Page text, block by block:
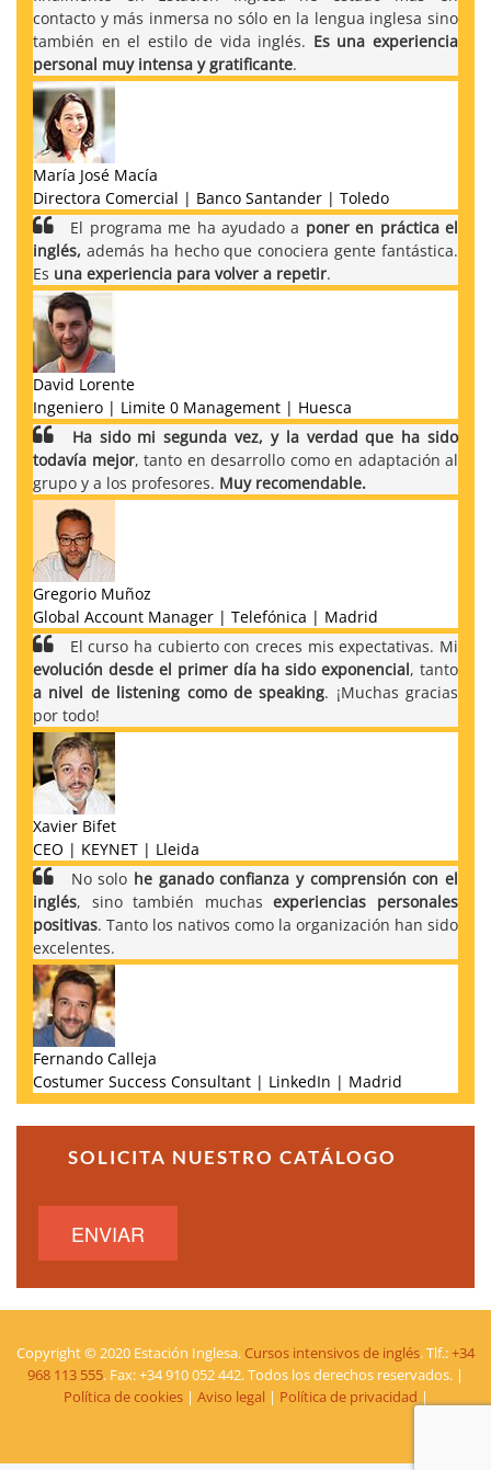
contacto y más inmersa no sólo en la lengua inglesa sino
también en el estilo de vida inglés. Es una experiencia
personal muy intensa y gratificante.
María José Macía
Directora Comercial | Banco Santander | Toledo
El programa me ha ayudado a poner en práctica el
inglés, además ha hecho que conociera gente fantástica.
Es una experiencia para volver a repetir.
David Lorente
Ingeniero | Limite 0 Management | Huesca
Ha sido mi segunda vez, y la verdad que ha sido
todavía mejor, tanto en desarrollo como en adaptación al
grupo y a los profesores. Muy recomendable.
Gregorio Muñoz
Global Account Manager | Telefónica | Madrid
El curso ha cubierto con creces mis expectativas. Mi
evolución desde el primer día ha sido exponencial, tanto
a nivel de listening como de speaking. ¡Muchas gracias
por todo!
Xavier Bifet
CEO | KEYNET | Lleida
No solo he ganado confianza y comprensión con el
inglés, sino también muchasexperiencias personales
positivas. Tanto los nativos como la organización han sido
excelentes.
Fernando Calleja
Costumer Success Consultant | LinkedIn | Madrid
SOLICITA NUESTRO CATÁLOGO
ENVIAR
Copyright © 2020 Estación Inglesa. Cursos intensivos de inglés. Tlf.:+34
968 113 555. Fax: +34 910 052 442. Todos los derechos reservados. |
Política de cookies| Aviso legal | Política de privacidad |